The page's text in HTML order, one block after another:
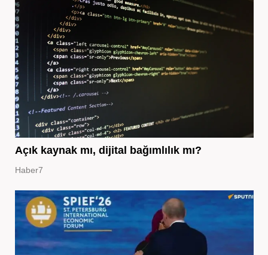
Açık kaynak mı, dijital bağımlılık mı?
Haber7